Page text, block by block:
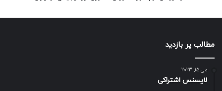
مطالب پر بازدید
می 15, 2023
لایسنس اشتراکی